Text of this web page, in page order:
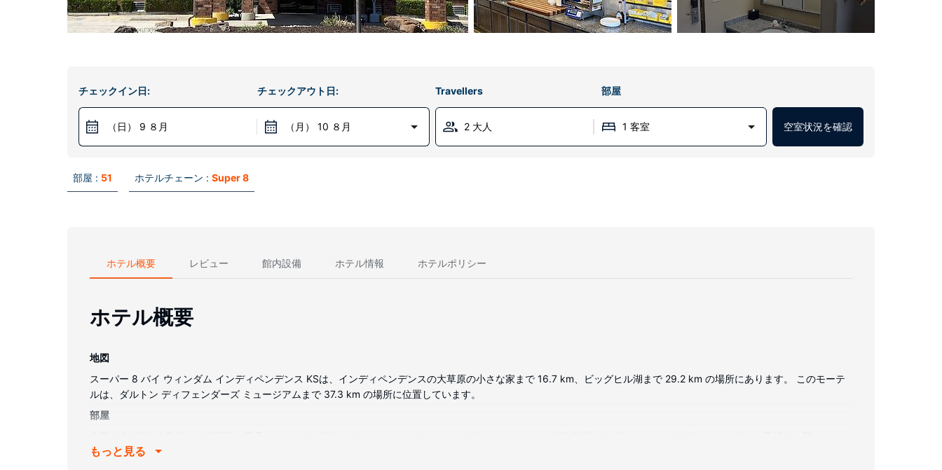
チェックイン日:
（日） 9 ８月
チェックアウト日:
（月） 10 ８月
Travellers 部屋
2 大人 1 客室 空室状況を確認
部屋 : 51 ホテルチェーン : Super 8
ホテル概要 レビュー 館内設備 ホテル情報 ホテルポリシー
ホテル概要
地図
スーパー 8 バイ ウィンダム インディペンデンス KSは、インディペンデンスの大草原の小さな家まで 16.7 km、ビッグヒル湖まで 29.2 km の場所にあります。 このモーテ
ルは、ダルトン ディフェンダーズ ミュージアムまで 37.3 km の場所に位置しています。
部屋
ます。シャワー付き浴槽のある専用バスルームには、深めの浴槽、バスアメニティ (無料)が備わっています。デスクをご利用いただけるほか、ハウスキーピング サービス
もっと見る